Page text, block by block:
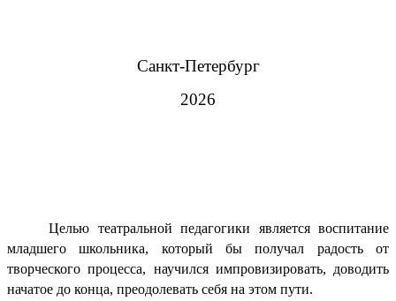
Санкт-Петербург
2026
Целью театральной педагогики является воспитание
младшего школьника, который бы получал радость от
творческого процесса, научился импровизировать, доводить
начатое до конца, преодолевать себя на этом пути.